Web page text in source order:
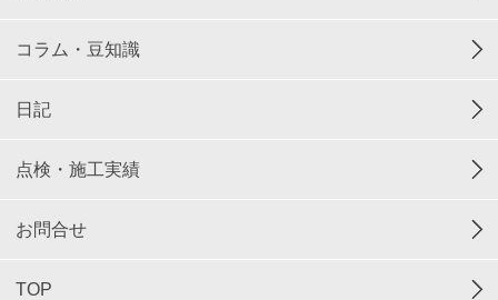
コラム・豆知識
日記
点検・施工実績
お問合せ
TOP